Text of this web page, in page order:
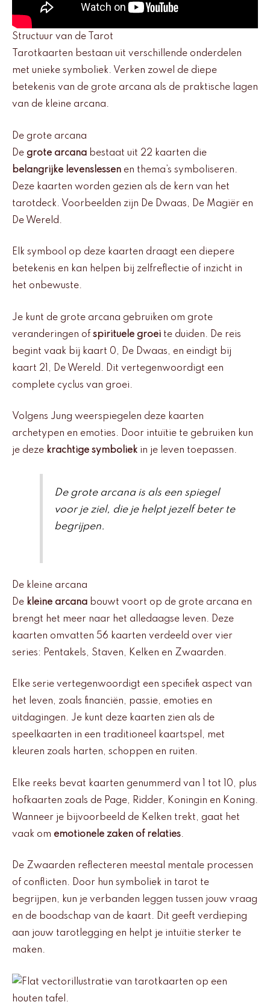
Structuur van de Tarot
Tarotkaarten bestaan uit verschillende onderdelen
met unieke symboliek. Verken zowel de diepe
betekenis van de grote arcana als de praktische lagen
van de kleine arcana.
De grote arcana
De grote arcana bestaat uit 22 kaarten die
belangrijke levenslessen en thema’s symboliseren.
Deze kaarten worden gezien als de kern van het
tarotdeck. Voorbeelden zijn De Dwaas, De Magiër en
De Wereld.
Elk symbool op deze kaarten draagt een diepere
betekenis en kan helpen bij zelfreflectie of inzicht in
het onbewuste.
Je kunt de grote arcana gebruiken om grote
veranderingen of spirituele groei te duiden. De reis
begint vaak bij kaart 0, De Dwaas, en eindigt bij
kaart 21, De Wereld. Dit vertegenwoordigt een
complete cyclus van groei.
Volgens Jung weerspiegelen deze kaarten
archetypen en emoties. Door intuïtie te gebruiken kun
je deze krachtige symboliek in je leven toepassen.
De grote arcana is als een spiegel
voor je ziel, die je helpt jezelf beter te
begrijpen.
De kleine arcana
De kleine arcana bouwt voort op de grote arcana en
brengt het meer naar het alledaagse leven. Deze
kaarten omvatten 56 kaarten verdeeld over vier
series: Pentakels, Staven, Kelken en Zwaarden.
Elke serie vertegenwoordigt een specifiek aspect van
het leven, zoals financiën, passie, emoties en
uitdagingen. Je kunt deze kaarten zien als de
speelkaarten in een traditioneel kaartspel, met
kleuren zoals harten, schoppen en ruiten.
Elke reeks bevat kaarten genummerd van 1 tot 10, plus
hofkaarten zoals de Page, Ridder, Koningin en Koning.
Wanneer je bijvoorbeeld de Kelken trekt, gaat het
vaak om emotionele zaken of relaties.
De Zwaarden reflecteren meestal mentale processen
of conflicten. Door hun symboliek in tarot te
begrijpen, kun je verbanden leggen tussen jouw vraag
en de boodschap van de kaart. Dit geeft verdieping
aan jouw tarotlegging en helpt je intuïtie sterker te
maken.